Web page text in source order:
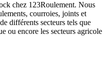
chez 123Roulement. Nous
courroies, joints et
différents secteurs tels que
ou encore les secteurs agricole